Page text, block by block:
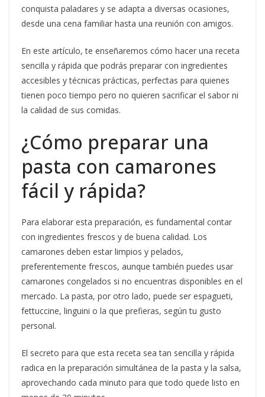
conquista paladares y se adapta a diversas ocasiones,
desde una cena familiar hasta una reunión con amigos.
En este artículo, te enseñaremos cómo hacer una receta
sencilla y rápida que podrás preparar con ingredientes
accesibles y técnicas prácticas, perfectas para quienes
tienen poco tiempo pero no quieren sacrificar el sabor ni
la calidad de sus comidas.
¿Cómo preparar una
pasta con camarones
fácil y rápida?
Para elaborar esta preparación, es fundamental contar
con ingredientes frescos y de buena calidad. Los
camarones deben estar limpios y pelados,
preferentemente frescos, aunque también puedes usar
camarones congelados si no encuentras disponibles en el
mercado. La pasta, por otro lado, puede ser espagueti,
fettuccine, linguini o la que prefieras, según tu gusto
personal.
El secreto para que esta receta sea tan sencilla y rápida
radica en la preparación simultánea de la pasta y la salsa,
aprovechando cada minuto para que todo quede listo en